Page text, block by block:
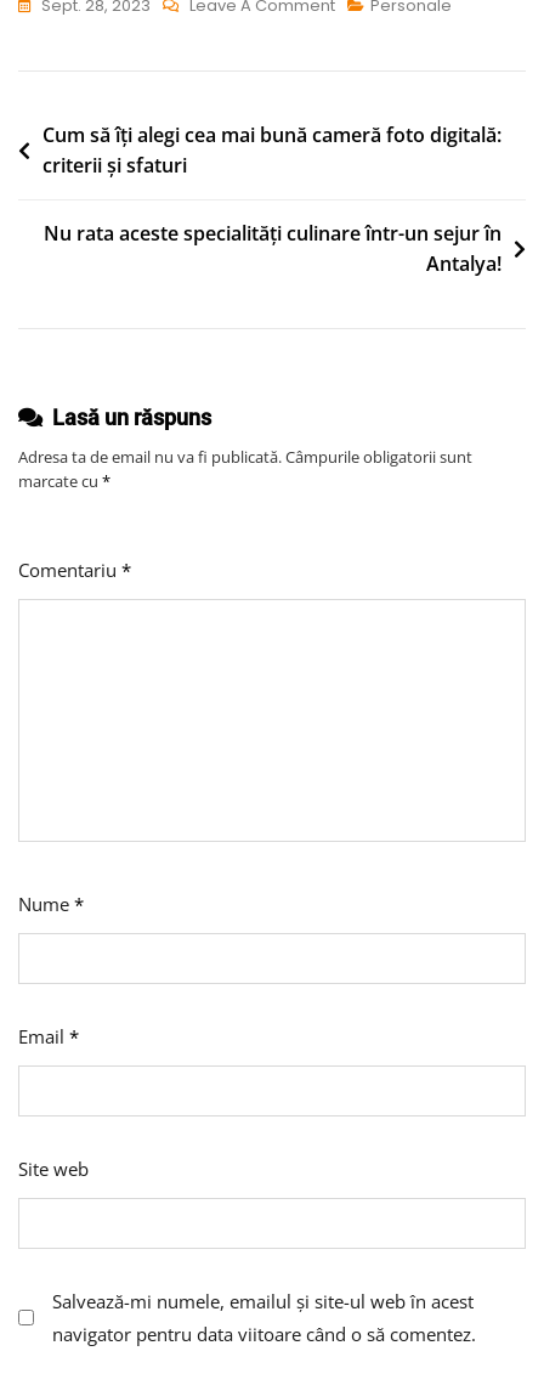
Sept. 28, 2023 Leave A Comment
Chifoi:
Carieră
Personale
Navigare
Cum să îți alegi cea mai bună cameră foto digitală:
criterii și sfaturi
Nu rata aceste specialități culinare într-un sejur în
Antalya!
Lasă un răspuns
Adresa ta de email nu va fi publicată.Câmpurile obligatorii sunt
marcate cu *
Comentariu *
Nume *
Email *
Site web
Salvează-mi numele, emailul și site-ul web în acest
navigator pentru data viitoare când o să comentez.